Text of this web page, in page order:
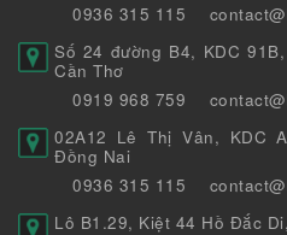
0936 315 115
Số 24 đường B4, KDC
Cần Thơ
0919 968 759
02A12 Lê Thị Vân, KDC
Đồng Nai
0936 315 115
Lô B1.29, Kiệt 44 Hồ Đắc